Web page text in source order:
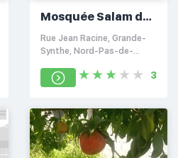
Mosquée Salam de
Grande-Synthe
Rue Jean Racine, Grande-
Synthe, Nord-Pas-de-
3